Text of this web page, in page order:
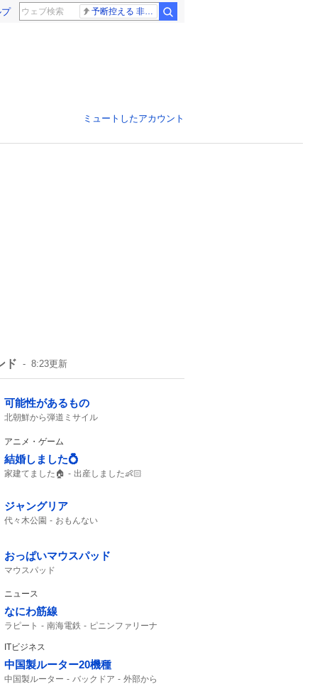
予断控える 非核三原則
ミュートしたアカウント
ド 8:23更新
可能性があるもの
北朝鮮から弾道ミサイル
アニメ・ゲーム
結婚しました💍
家建てました🏠
出産しました👶🏻
ジャングリア
代々木公園 おもんない
おっぱいマウスパッド
マウスパッド
ニュース
なにわ筋線
ラピート 南海電鉄 ピニンファリーナ
ITビジネス
中国製ルーター20機種
中国製ルーター バックドア
外部から